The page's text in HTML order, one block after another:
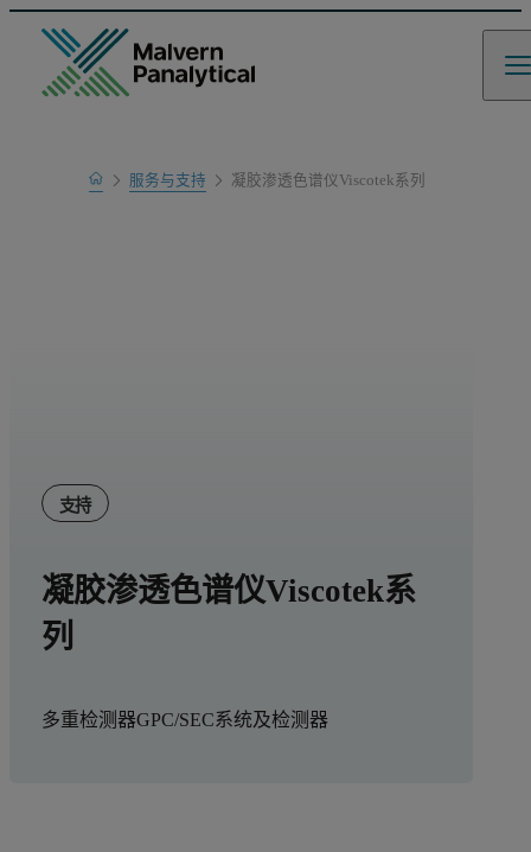
Home服务与支持
产品支持
凝胶渗透色谱仪Viscotek系列
支持
凝胶渗透色谱仪Viscotek系
列
多重检测器GPC/SEC系统及检测器